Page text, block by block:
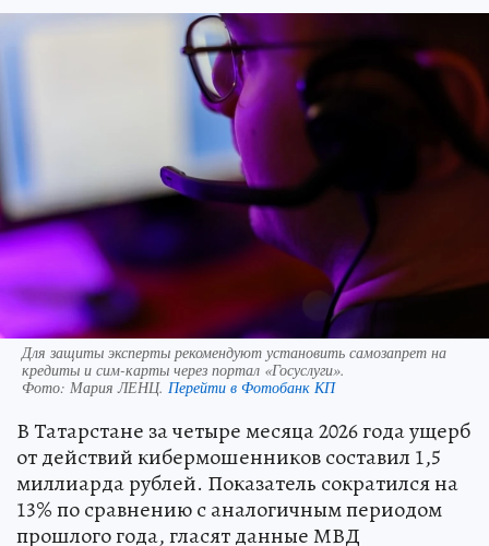
Для защиты эксперты рекомендуют установить самозапрет на
кредиты и сим-карты через портал «Госуслуги».
Фото: Мария ЛЕНЦ. Перейти в Фотобанк КП
В Татарстане за четыре месяца 2026 года ущерб
от действий кибермошенников составил 1,5
миллиарда рублей. Показатель сократился на
13% по сравнению с аналогичным периодом
прошлого года, гласят данные МВД